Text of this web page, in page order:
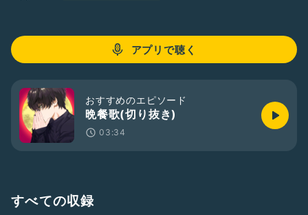
事）およびそのお祝いや励ましのレス
・知らずに控えてほしいコメントをしてしまった人への過剰な
プロのライバー目指してます🌝
アプリで聴く
おすすめのエピソード
晩餐歌(切り抜き)
03:34
すべての収録